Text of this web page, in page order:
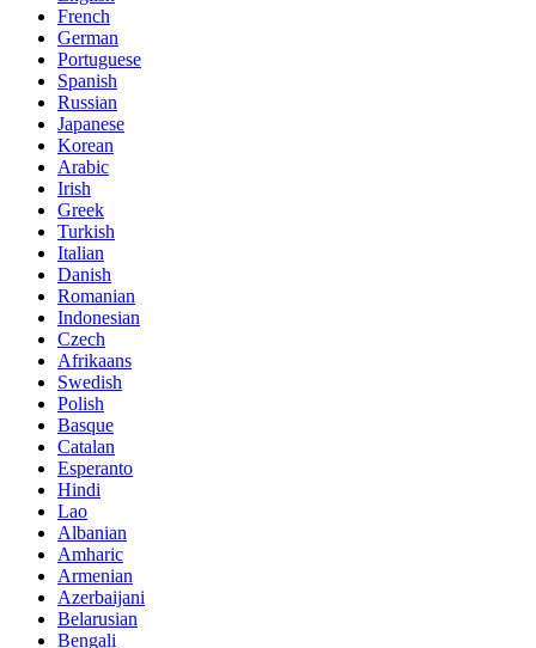
French
German
Portuguese
Spanish
Russian
Japanese
Korean
Arabic
Irish
Greek
Turkish
Italian
Danish
Romanian
Indonesian
Czech
Afrikaans
Swedish
Polish
Basque
Catalan
Esperanto
Hindi
Lao
Albanian
Amharic
Armenian
Azerbaijani
Belarusian
Bengali